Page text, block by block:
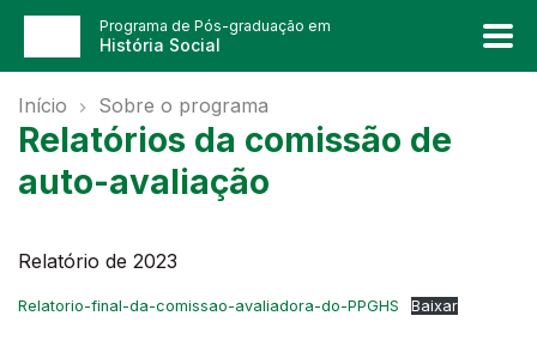
Programa de Pós-graduação em
História Social
Início Sobre o programa
Relatórios da comissão de
auto-avaliação
Relatório de 2023
Relatorio-final-da-comissao-avaliadora-do-PPGHS Baixar